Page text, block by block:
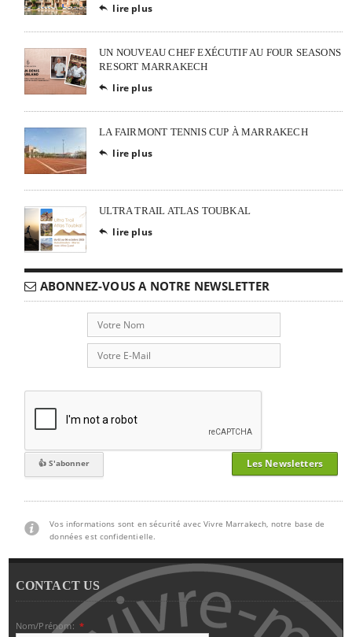
 lire plus
UN NOUVEAU CHEF EXÉCUTIF AU FOUR SEASONS
RESORT MARRAKECH
 lire plus
LA FAIRMONT TENNIS CUP À MARRAKECH
 lire plus
ULTRA TRAIL ATLAS TOUBKAL
 lire plus
ABONNEZ-VOUS A NOTRE NEWSLETTER
Les Newsletters
Vos informations sont en sécurité avec Vivre Marrakech, notre base de
données est confidentielle.
CONTACT US
Nom/Prénom: *